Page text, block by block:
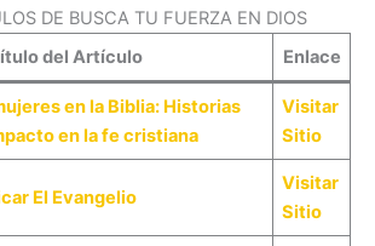
DE BUSCA TU FUERZA EN DIOS
del Artículo
Enlace
en la Biblia: Historias
en la fe cristiana
Visitar
Sitio
El Evangelio
Visitar
Sitio